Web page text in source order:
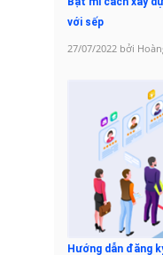
với sếp
27/07/2022 bởi
Hướng dẫn đăng